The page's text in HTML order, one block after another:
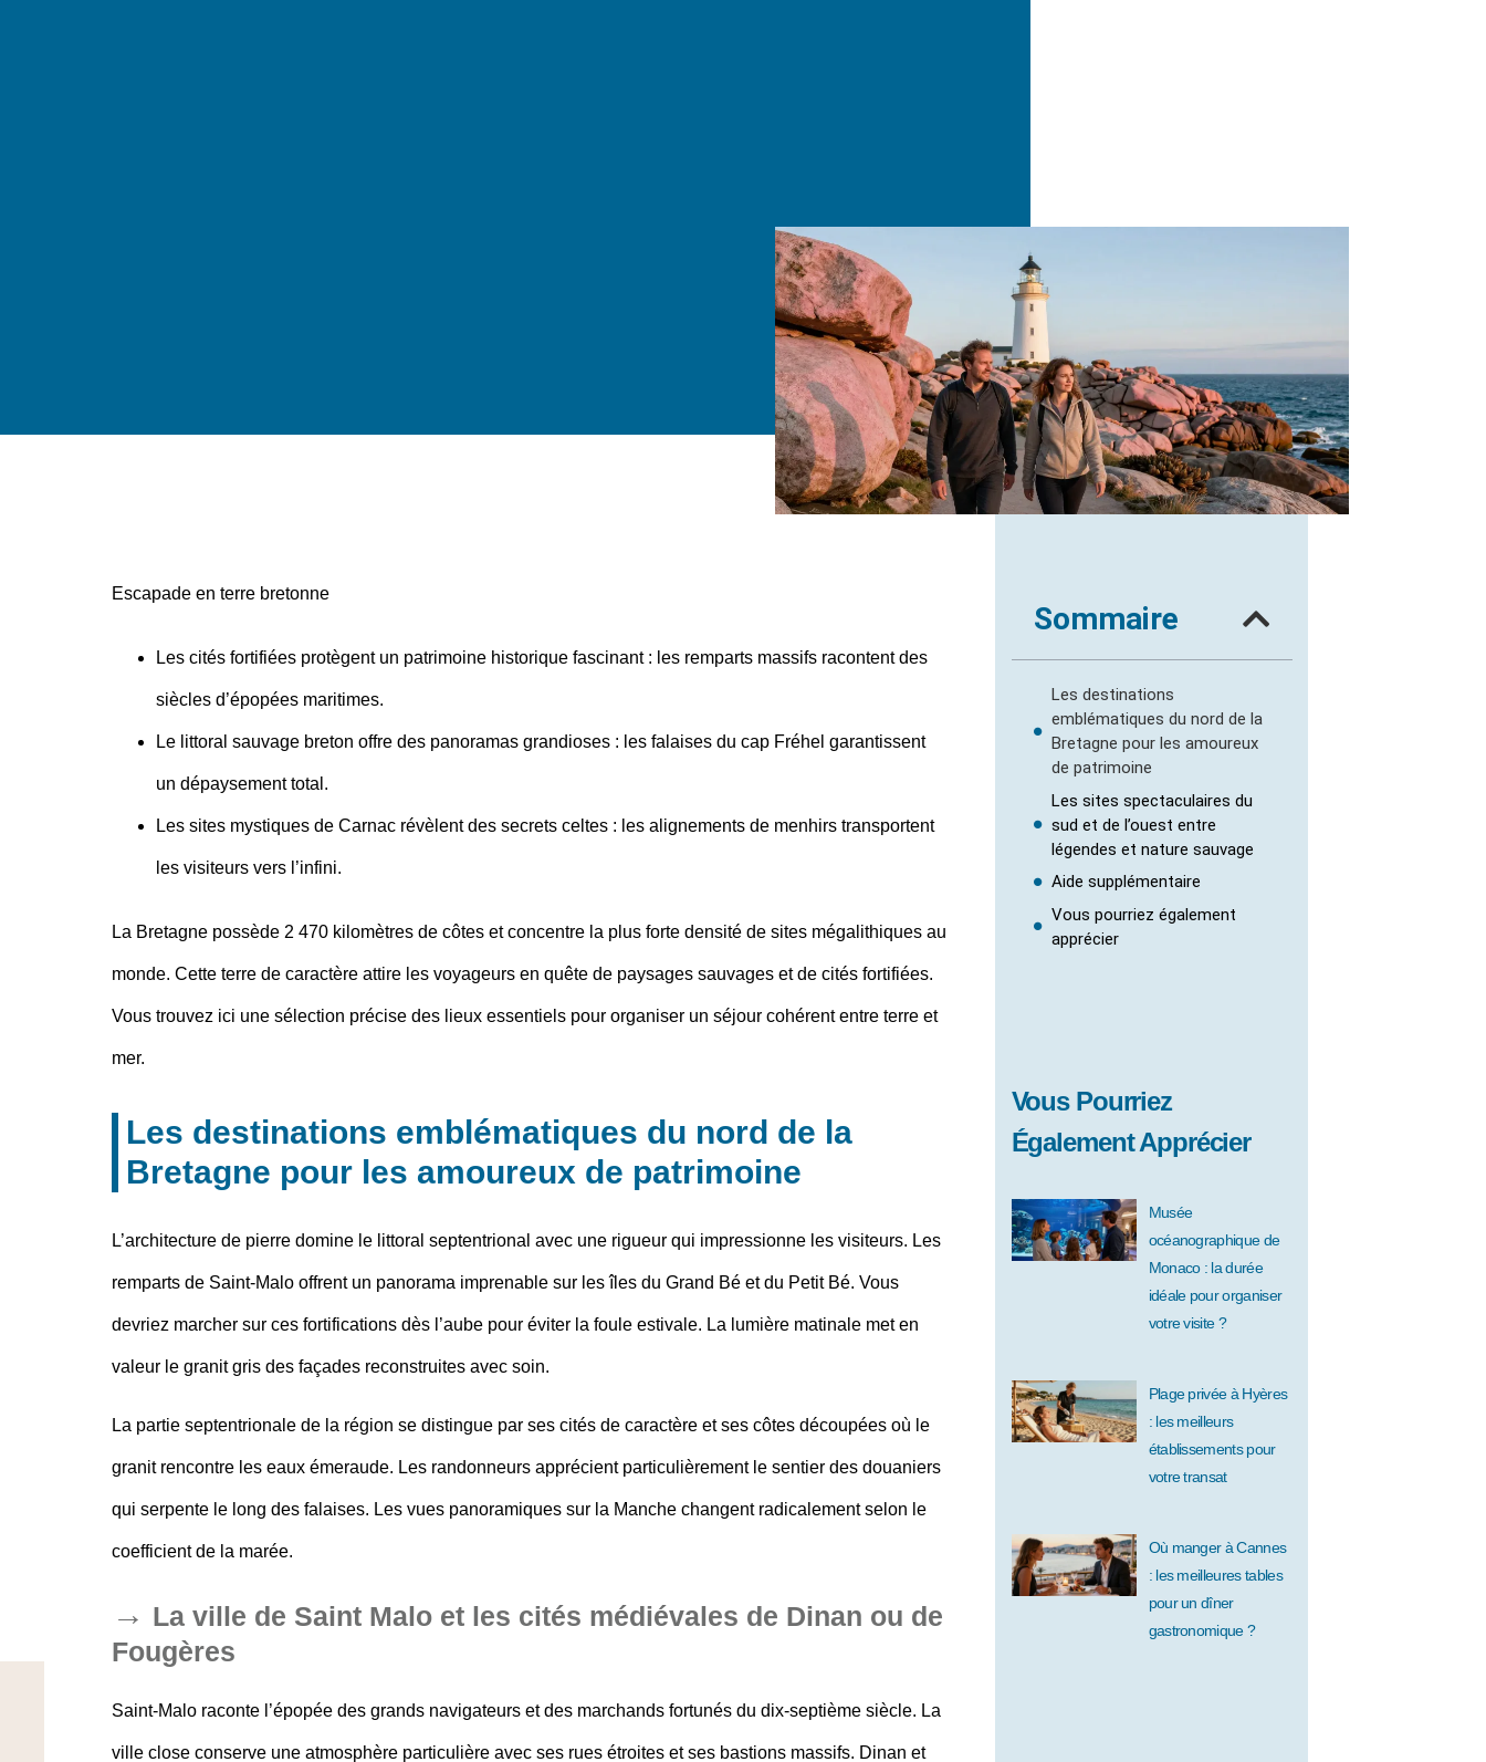
Escapade en terre bretonne
Les cités fortifiéesprotègent un patrimoine historique fascinant : les remparts massifs racontent des
siècles d’épopées maritimes.
Le littoral sauvagebreton offre des panoramas grandioses : les falaises du cap Fréhel garantissent
un dépaysement total.
Les sites mystiquesde Carnac révèlent des secrets celtes : les alignements de menhirs transportent
les visiteurs vers l’infini.
La Bretagne possède 2 470 kilomètres de côtes et concentre la plus forte densité de sites mégalithiques au
monde. Cette terre de caractère attire les voyageurs en quête de paysages sauvages et de cités fortifiées.
Vous trouvez ici une sélection précise des lieux essentiels pour organiser un séjour cohérent entre terre et
mer.
Les destinations emblématiques du nord de la
Bretagne pour les amoureux de patrimoine
L’architecture de pierre domine le littoral septentrional avec une rigueur qui impressionne les visiteurs. Les
remparts de Saint-Malooffrent un panorama imprenable sur les îles du Grand Bé et du Petit Bé. Vous
devriez marcher sur ces fortifications dès l’aube pour éviter la foule estivale. La lumière matinale met en
valeur le granit gris des façades reconstruites avec soin.
La partie septentrionale de la région se distingue par ses cités de caractère et ses côtes découpées où le
granit rencontre les eaux émeraude. Les randonneurs apprécient particulièrement le sentier des douaniers
qui serpente le long des falaises. Les vues panoramiques sur la Manche changent radicalement selon le
coefficient de la marée.
La ville de Saint Malo et les cités médiévales de Dinan ou de
Fougères
Saint-Malo raconte l’épopée des grands navigateurs et des marchands fortunés du dix-septième siècle. La
ville close conserve une atmosphère particulière avec ses rues étroites et ses bastions massifs. Dinan et
Sommaire
Les destinations
emblématiques du nord de la
Bretagne pour les amoureux
de patrimoine
Les sites spectaculaires du
sud et de l’ouest entre
légendes et nature sauvage
Aide supplémentaire
Vous pourriez également
apprécier
Vous Pourriez
Également Apprécier
Musée
océanographique de
Monaco : la durée
idéale pour organiser
votre visite ?
Plage privée à Hyères
: les meilleurs
établissements pour
votre transat
Où manger à Cannes
: les meilleures tables
pour un dîner
gastronomique ?